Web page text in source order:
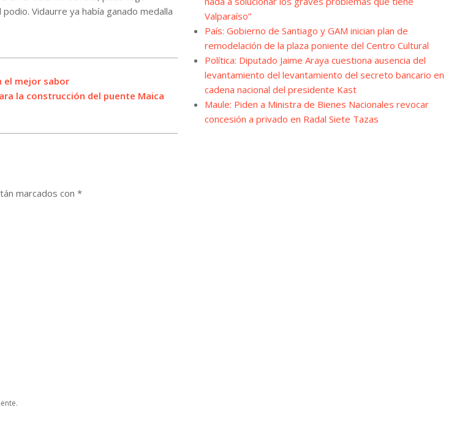
Vidaurre ya había ganado medalla
el mejor sabor
la construcción del puente Maica
marcados con *
Valparaíso”
País: Gobierno de Santiago y GAM inician plan de
remodelación de la plaza poniente del Centro Cultural
Política: Diputado Jaime Araya cuestiona ausencia del
levantamiento del levantamiento del secreto bancario en
cadena nacional del presidente Kast
Maule: Piden a Ministra de Bienes Nacionales revocar
concesión a privado en Radal Siete Tazas